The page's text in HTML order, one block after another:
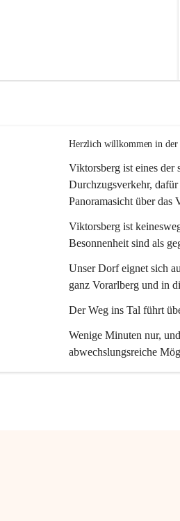
Herzlich willkommen in der
Viktorsberg ist eines
Durchzugsverkehr,
Panoramasicht über
Viktorsberg ist
Besonnenheit sind als
Unser Dorf eignet sich
ganz Vorarlberg und in
Der Weg ins Tal führt
Wenige Minuten nur,
abwechslungsreiche